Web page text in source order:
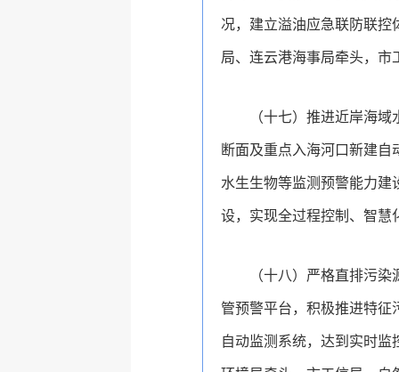
况，建立溢油应急联防联控
局、连云港海事局牵头，市
（十七）推进近岸海
断面及重点入海河口新建
水生生物等监测预警能力建
设，实现全过程控制、智慧
（十八）严格直排污
管预警平台，积极推进特征
自动监测系统，达到实时